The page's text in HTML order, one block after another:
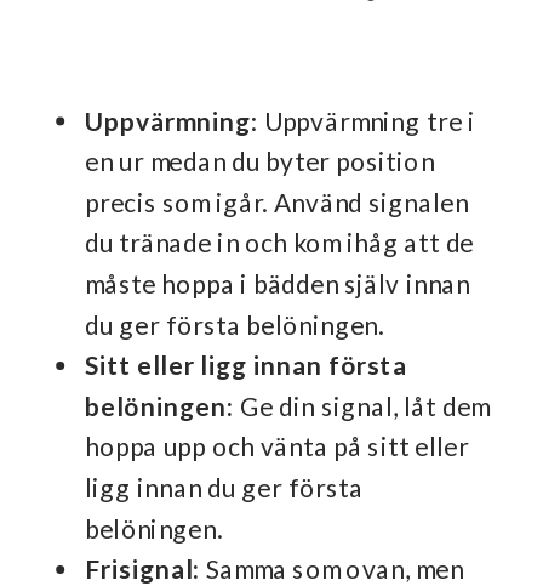
Uppvärmning: Uppvärmning tre i
en ur medan du byter position
precis som igår. Använd signalen
du tränade in och kom ihåg att de
måste hoppa i bädden själv innan
du ger första belöningen.
Sitt eller ligg innan första
belöningen: Ge din signal, låt dem
hoppa upp och vänta på sitt eller
ligg innan du ger första
belöningen.
Frisignal: Samma som ovan, men